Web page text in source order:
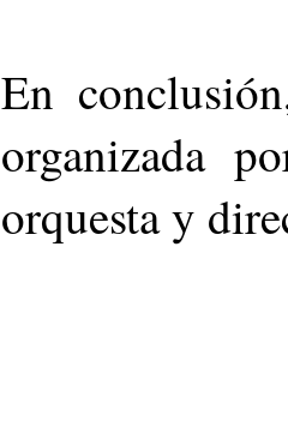
En
organizada
orquesta y